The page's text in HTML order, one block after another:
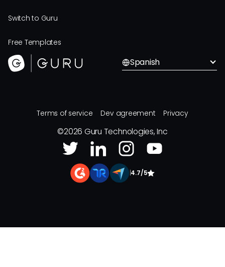
Switch to Guru
Free Templates
Spanish
Terms of service Dev agreement Privacy
©2026 Guru Technologies, Inc
4.7/5